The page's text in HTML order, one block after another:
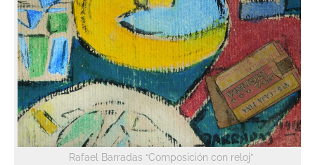
Rafael Barradas “Composición con reloj”